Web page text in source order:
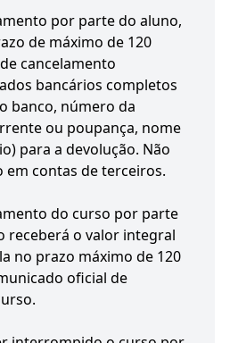
por parte do aluno,
de máximo de 120
cancelamento
bancários completos
banco, número da
ou poupança, nome
para a devolução. Não
em contas de terceiros.
do curso por parte
receberá o valor integral
no prazo máximo de 120
oficial de